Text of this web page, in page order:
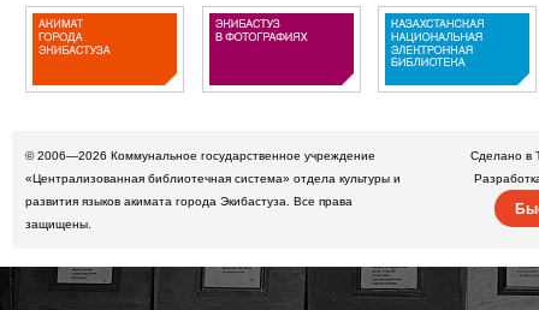
© 2006—2026 Коммунальное государственное учреждение
«Централизованная библиотечная система» отдела культуры и
развития языков акимата города Экибастуза. Все права
защищены.
Сделано в